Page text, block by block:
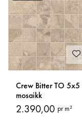
Crew Bitter TO 5x5
mosaikk
2.390,00 pr m²